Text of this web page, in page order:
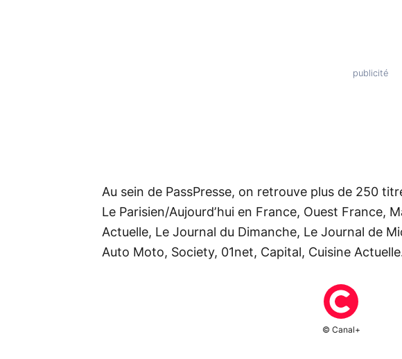
Au sein de PassPresse, on retrouve plus de 250
Le Parisien/Aujourd’hui en France, Ouest France,
Actuelle, Le Journal du Dimanche, Le Journal de
Auto Moto, Society, 01net, Capital, Cuisine
© Canal+